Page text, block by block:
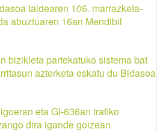
taldearen 106. marrazketa-
abuztuaren 16an Mendibil
bizikleta partekatuko sistema bat
azterketa eskatu du Bidasoa
eta GI-636an trafiko
dira igande goizean